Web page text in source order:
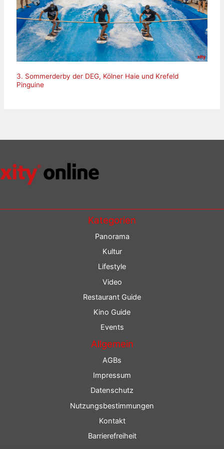
3. Sommerderby der DEG, Kölner Haie und Krefeld
Pinguine
Kategorien
Panorama
Kultur
Lifestyle
Video
Restaurant Guide
Kino Guide
Events
Allgemein
AGBs
Impressum
Datenschutz
Nutzungsbestimmungen
Kontakt
Barrierefreiheit